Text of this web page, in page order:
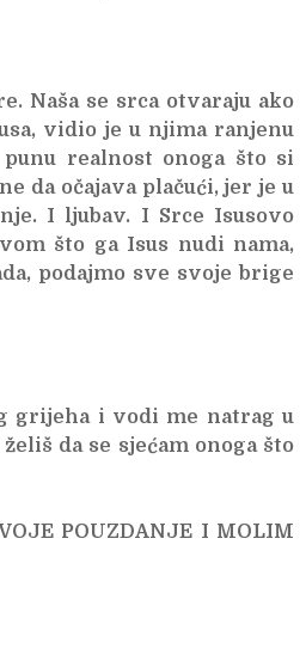
Naša se srca otvaraju ako
vidio je u njima ranjenu
realnost onoga što si
da očajava plačući, jer je u
I ljubav. I Srce Isusovo
što ga Isus nudi nama,
podajmo sve svoje brige
grijeha i vodi me natrag u
da se sjećam onoga što
POUZDANJE I MOLIM